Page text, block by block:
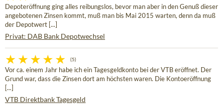
Depoteröffnung ging alles reibungslos, bevor man aber in den Genuß dieser
angebotenen Zinsen kommt, muß man bis Mai 2015 warten, denn da muß
der Depotwert [...]
Privat: DAB Bank Depotwechsel
(5)
Vor ca. einem Jahr habe ich ein Tagesgeldkonto bei der VTB eröffnet. Der
Grund war, dass die Zinsen dort am höchsten waren. Die Kontoeröffnung
[...]
VTB Direktbank Tagesgeld